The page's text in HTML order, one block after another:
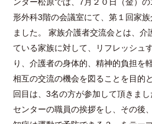
ンター松原では、7月２０日（金）
形外科3階の会議室にて、第１回家
ました。 家族介護者交流会とは、介
ている家族に対して、リフレッシュ
り、介護者の身体的、精神的負担を
相互の交流の機会を図ることを目的
回目は、3名の方が参加して頂きま
センターの職員の挨拶をし、その後